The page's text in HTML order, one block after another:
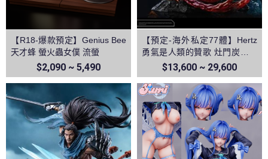
【R18-爆款預定】Genius Bee
天才蜂 螢火蟲女僕 流螢
$2,090 ~ 5,490
【預定-海外私定77體】Hertz
勇氣是人類的贊歌 灶門炭治郎
&富岡義勇 vs猗窩座 鬼滅之刃
無限城篇
$13,600 ~ 29,600